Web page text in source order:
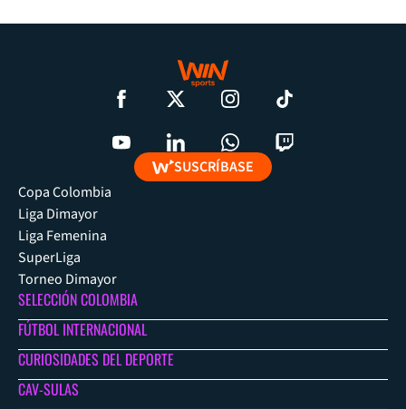
SUSCRÍBASE
Copa Colombia
Liga Dimayor
Liga Femenina
SuperLiga
Torneo Dimayor
SELECCIÓN COLOMBIA
FÚTBOL INTERNACIONAL
CURIOSIDADES DEL DEPORTE
CAV-SULAS